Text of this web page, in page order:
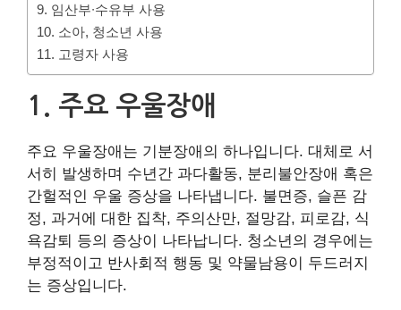
9. 임산부∙수유부 사용
10. 소아, 청소년 사용
11. 고령자 사용
1. 주요 우울장애
주요 우울장애는 기분장애의 하나입니다. 대체로 서
서히 발생하며 수년간 과다활동, 분리불안장애 혹은
간헐적인 우울 증상을 나타냅니다. 불면증, 슬픈 감
정, 과거에 대한 집착, 주의산만, 절망감, 피로감, 식
욕감퇴 등의 증상이 나타납니다. 청소년의 경우에는
부정적이고 반사회적 행동 및 약물남용이 두드러지
는 증상입니다.